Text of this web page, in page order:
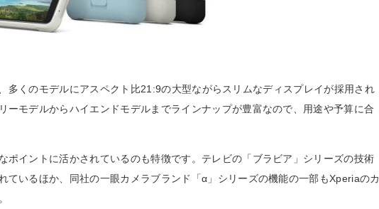
多くのモデルにアスペクト比21:9の大型ながらスリムなディスプレイが採用され
ーモデルからハイエンドモデルまでラインナップが豊富なので、用途や予算に合
ポイントに活かされているのも特徴です。テレビの「ブラビア」シリーズの技術
ているほか、同社の一眼カメラブランド「α」シリーズの機能の一部もXperiaのカ